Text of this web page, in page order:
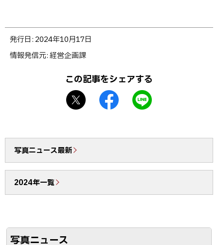
ト
ト
ッ
プ
発行日: 2024年10月17日
情報発信元 経営企画課
この記事をシェアする
o
o
シ
送
る
写真ニュース最新
2024年一覧
写真ニュース